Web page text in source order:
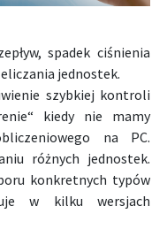
spadek ciśnienia
jednostek.
szybkiej kontroli
kiedy nie mamy
na PC.
różnych jednostek.
konkretnych typów
w kilku wersjach